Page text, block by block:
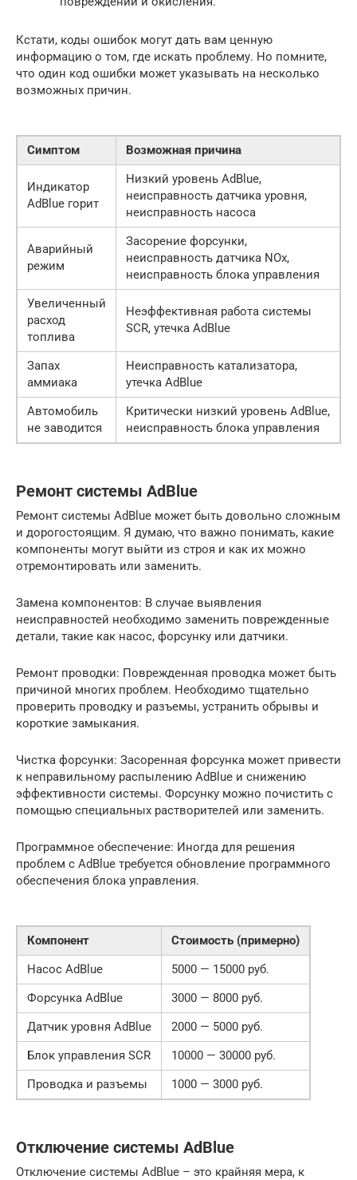
Кстати, коды ошибок могут дать вам ценную
информацию о том, где искать проблему. Но помните,
что один код ошибки может указывать на несколько
возможных причин.
Симптом Возможная причина
Индикатор
AdBlue горит
Низкий уровень AdBlue,
неисправность датчика уровня,
неисправность насоса
Аварийный
режим
Засорение форсунки,
неисправность датчика NOx,
неисправность блока управления
Увеличенный
расход
топлива
Неэффективная работа системы
SCR, утечка AdBlue
Запах
аммиака
Неисправность катализатора,
утечка AdBlue
Автомобиль
не заводится
Критически низкий уровень AdBlue,
неисправность блока управления
Ремонт системы AdBlue
Ремонт системы AdBlue может быть довольно сложным
и дорогостоящим. Я думаю, что важно понимать, какие
компоненты могут выйти из строя и как их можно
отремонтировать или заменить.
Замена компонентов: В случае выявления
неисправностей необходимо заменить поврежденные
детали, такие как насос, форсунку или датчики.
Ремонт проводки: Поврежденная проводка может быть
причиной многих проблем. Необходимо тщательно
проверить проводку и разъемы, устранить обрывы и
короткие замыкания.
Чистка форсунки: Засоренная форсунка может привести
к неправильному распылению AdBlue и снижению
эффективности системы. Форсунку можно почистить с
помощью специальных растворителей или заменить.
Программное обеспечение: Иногда для решения
проблем с AdBlue требуется обновление программного
обеспечения блока управления.
Компонент
Стоимость (примерно)
Насос AdBlue
5000 — 15000 руб.
Форсунка AdBlue
3000 — 8000 руб.
Датчик уровня AdBlue
2000 — 5000 руб.
Блок управления SCR
10000 — 30000 руб.
Проводка и разъемы
1000 — 3000 руб.
Отключение системы AdBlue
Отключение системы AdBlue – это крайняя мера, к